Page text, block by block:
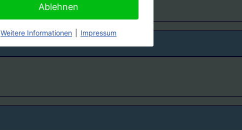
Ablehnen
Weitere Informationen Impressum